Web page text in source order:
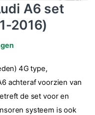
A6 set
2016)
4G type,
achteraf voorzien van
de set voor en
systeem is ook